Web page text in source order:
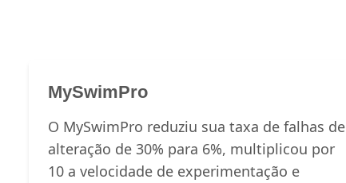
MySwimPro
O MySwimPro reduziu sua taxa de falhas de
alteração de 30% para 6%, multiplicou por
10 a velocidade de experimentação e